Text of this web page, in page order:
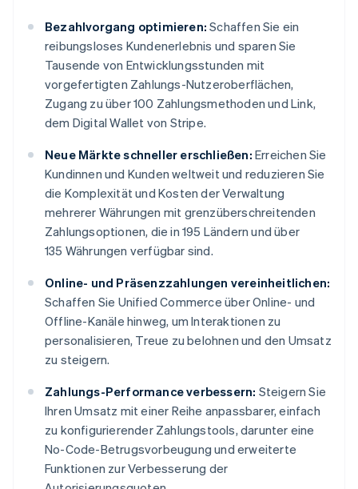
Bezahlvorgang optimieren: Schaffen Sie ein
reibungsloses Kundenerlebnis und sparen Sie
Tausende von Entwicklungsstunden mit
vorgefertigten Zahlungs-Nutzeroberflächen,
Zugang zu über 100 Zahlungsmethoden und Link,
dem Digital Wallet von Stripe.
Neue Märkte schneller erschließen: Erreichen Sie
Kundinnen und Kunden weltweit und reduzieren Sie
die Komplexität und Kosten der Verwaltung
mehrerer Währungen mit grenzüberschreitenden
Zahlungsoptionen, die in 195 Ländern und über
135 Währungen verfügbar sind.
Online- und Präsenzzahlungen vereinheitlichen:
Schaffen Sie Unified Commerce über Online- und
Offline-Kanäle hinweg, um Interaktionen zu
personalisieren, Treue zu belohnen und den Umsatz
zu steigern.
Zahlungs-Performance verbessern: Steigern Sie
Ihren Umsatz mit einer Reihe anpassbarer, einfach
zu konfigurierender Zahlungstools, darunter eine
No-Code-Betrugsvorbeugung und erweiterte
Funktionen zur Verbesserung der